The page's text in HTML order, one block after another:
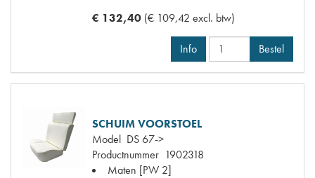
€ 132,40 (€ 109,42 excl. btw)
Info Bestel
SCHUIM VOORSTOEL
Model DS 67->
Productnummer 1902318
Maten [PW 2]